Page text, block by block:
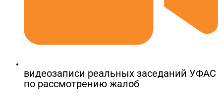
видеозаписи реальных заседаний УФАС
по рассмотрению жалоб